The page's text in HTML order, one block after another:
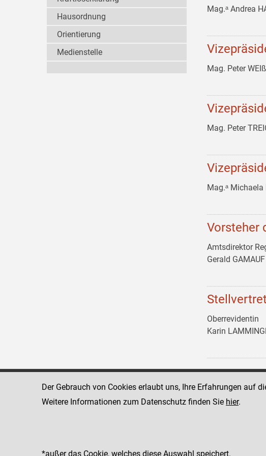
Mag.ᵃ Andrea
Mag. Peter WEIß
Mag. Peter
Mag.ᵃ Michaela
Vorsteher
Amtsdirektor
Gerald GAMAUF
Oberrevidentin
Karin
Hausordnung
Orientierung
Medienstelle
Landesgericht für
Zivilrechtssachen Wien
1011 Wien
Schmerlingplatz 11
Der Gebrauch von Cookies erlaubt uns, Ihre Erfahrungen auf
Weitere Informationen zum Datenschutz finden Sie hier.
*außer das Cookie, welches diese Auswahl speichert.